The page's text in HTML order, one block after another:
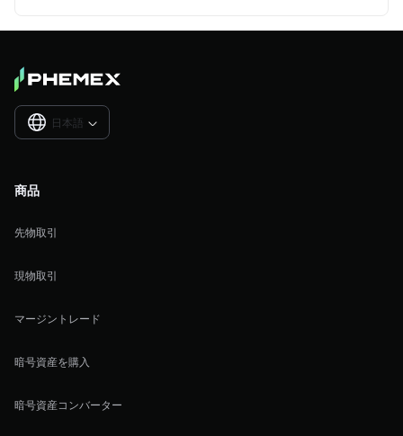
日本語 
商品
先物取引
現物取引
マージントレード
暗号資産を購入
暗号資産コンバーター